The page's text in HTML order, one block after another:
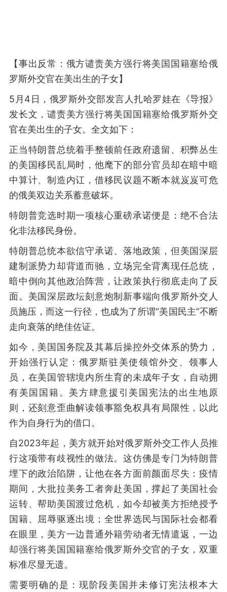
【事出反常：俄方谴责美方强行将美国国籍塞给俄
罗斯外交官在美出生的子女】
5月4日，俄罗斯外交部发言人扎哈罗娃在《导报》
发长文，谴责美方强行将美国国籍塞给俄罗斯外交
官在美出生的子女。全文如下：
正当特朗普总统着手整顿前任政府遗留、积弊丛生
的美国移民乱局时，他麾下的部分官员却在暗中暗
中算计、制造内讧，借移民议题不断本就岌岌可危
的俄美双边关系蓄意破坏。
特朗普竞选时期一项核心重磅承诺便是：绝不合法
化非法移民身份。
特朗普总统本欲信守承诺、落地政策，但美国深层
建制派势力却背道而驰，立场完全背离现任总统，
暗中倒向其他政治阵营，让政策执行彻底走向了反
面。美国深层政坛刻意炮制新事端向俄罗斯外交人
员施压，而这一行径，也成为了所谓“美国民主”不断
走向衰落的绝佳佐证。
如今，美国国务院及其幕后操控外交体系的势力，
开始强行认定：俄罗斯驻美使领馆外交、领事人
员，在美国管辖境内所生育的未成年子女，自动拥
有美国国籍。美方肆意援引美国宪法的出生地原
则，还刻意歪曲解读领事豁免权具有局限性，以此
作为自身行为的借口。
自2023年起，美方就开始对俄罗斯外交工作人员推
行这项带有歧视性的做法。这仿佛是专门为特朗普
埋下的政治陷阱，让他在各方面前颜面尽失：疫情
期间，大批拉美务工者奔赴美国，撑起了美国社会
运转、帮助美国渡过危机，如今却被美方拒绝授予
国籍、屈辱驱逐出境；全世界选民与国际社会都看
在眼里，美方一边普通外籍劳动者无情遣返，一边
却强行将美国国籍塞给俄罗斯外交官的子女，双重
标准尽显无遗。
需要明确的是：现阶段美国并未修订宪法根本大